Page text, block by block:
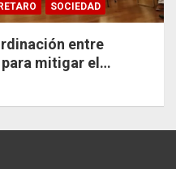
SOCIEDAD
entre
mitigar el